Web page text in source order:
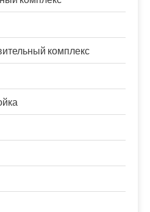
комплекс